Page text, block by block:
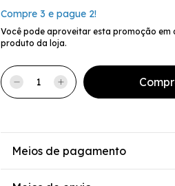
Compre 3 e pague 2!
Você pode aproveitar esta promoção em
produto da loja.
Meios de pagamento